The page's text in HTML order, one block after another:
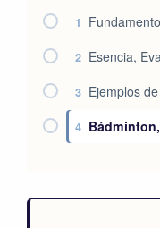
1
2 Esencia,
3 Ejemplos
4